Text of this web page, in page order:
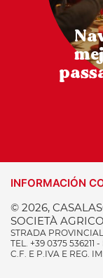
INFORMACIÓN
© 2026,
SOCIETÀ
STRADA
TEL. +39 0375 536211
C.F. E P.IVA E REG.